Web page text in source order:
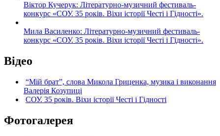
Віктор Кучерук: Літературно-музичний фестиваль-
конкурс «СОУ. 35 років. Віхи історії Честі і Гідності».
Мила Василенко: Літературно-музичний фестиваль-
конкурс «СОУ. 35 років. Віхи історії Честі і Гідності».
Відео
“Мій брат”, слова Микола Гриценка, музика і виконання
Валерія Козупиці
СОУ. 35 років. Віхи історії Честі і Гідності
Фотогалерея